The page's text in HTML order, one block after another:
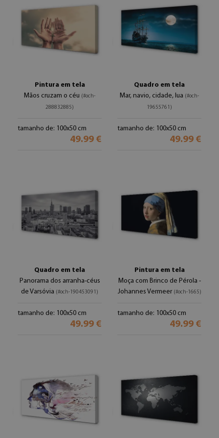
Pintura em tela
Mãos cruzam o céu (#och-
288832885)
tamanho de: 100x50 cm
49.99 €
Quadro em tela
Mar, navio, cidade, lua (#och-
19655761)
tamanho de: 100x50 cm
49.99 €
Quadro em tela
Panorama dos arranha-céus
de Varsóvia (#och-190453091)
tamanho de: 100x50 cm
49.99 €
Pintura em tela
Moça com Brinco de Pérola -
Johannes Vermeer (#och-1665)
tamanho de: 100x50 cm
49.99 €